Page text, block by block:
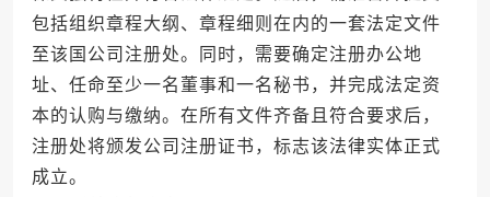
包括组织章程大纲、章程细则在内的一套法定文件
至该国公司注册处。同时，需要确定注册办公地
址、任命至少一名董事和一名秘书，并完成法定资
本的认购与缴纳。在所有文件齐备且符合要求后，
注册处将颁发公司注册证书，标志该法律实体正式
成立。